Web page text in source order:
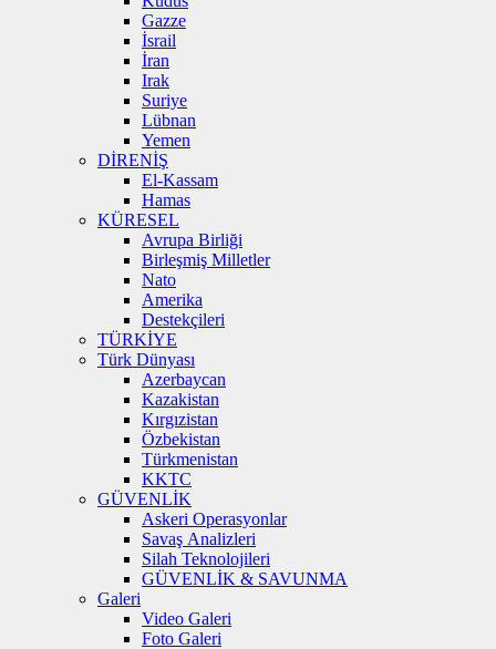
Gazze
İsrail
İran
Irak
Suriye
Lübnan
Yemen
DİRENİŞ
El-Kassam
Hamas
KÜRESEL
Avrupa Birliği
Birleşmiş Milletler
Nato
Amerika
Destekçileri
TÜRKİYE
Türk Dünyası
Azerbaycan
Kazakistan
Kırgızistan
Özbekistan
Türkmenistan
KKTC
GÜVENLİK
Askeri Operasyonlar
Savaş Analizleri
Silah Teknolojileri
GÜVENLİK & SAVUNMA
Galeri
Video Galeri
Foto Galeri